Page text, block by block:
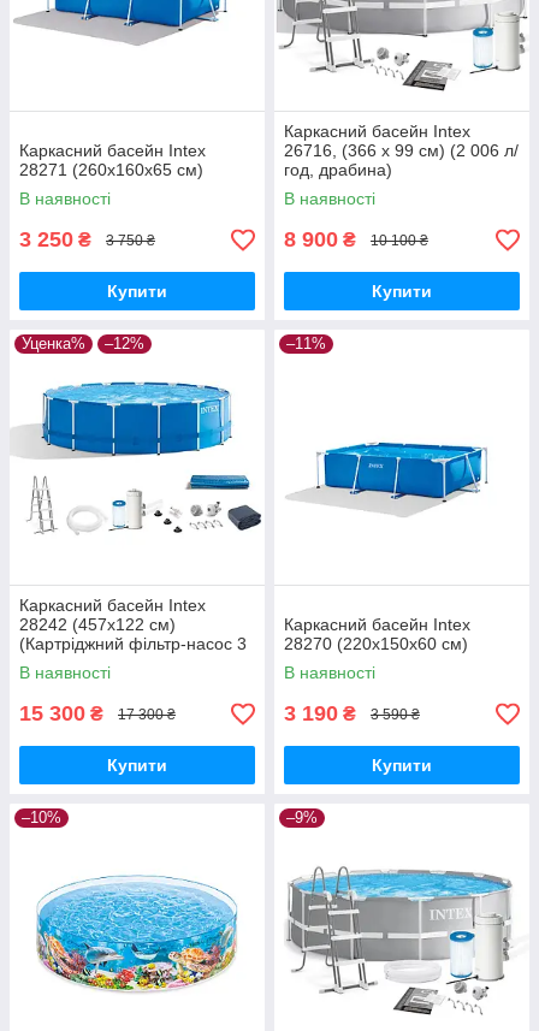
Каркасний басейн Intex
28271 (260х160х65 см)
В наявності
3 250 ₴ 3 750 ₴
Купити
Каркасний басейн Intex
26716, (366 x 99 см) (2 006 л/
год, драбина)
В наявності
8 900 ₴ 10 100 ₴
Купити
Уценка% –12%
Каркасний басейн Intex
28242 (457x122 см)
(Картріджний фільтр-насос 3
785 л/год, драбина, тент,
підстилка)
В наявності
15 300 ₴ 17 300 ₴
Купити
–11%
Каркасний басейн Intex
28270 (220х150х60 см)
В наявності
3 190 ₴ 3 590 ₴
Купити
–10% –9%